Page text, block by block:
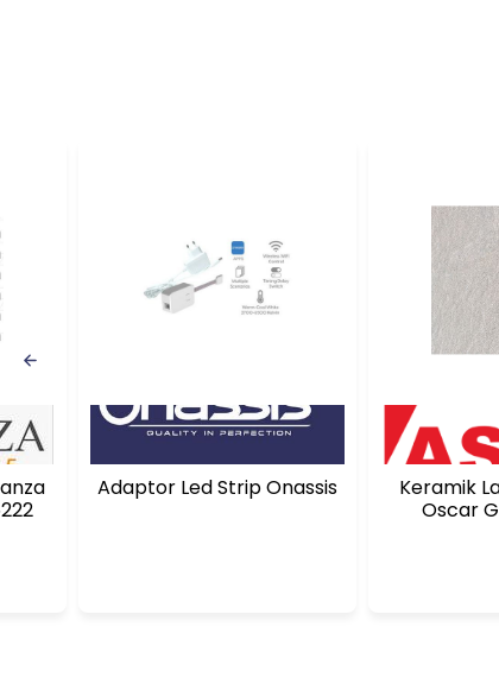
Adaptor Led Strip Onassis
Keramik
Oscar